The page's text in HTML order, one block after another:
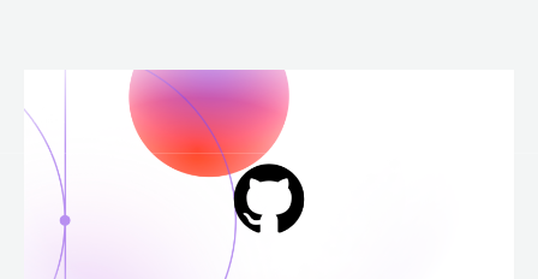
para
conteúdo